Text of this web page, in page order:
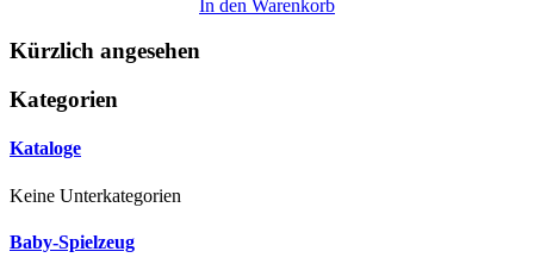
In den Warenkorb
Kürzlich angesehen
Kategorien
Kataloge
Keine Unterkategorien
Baby-Spielzeug